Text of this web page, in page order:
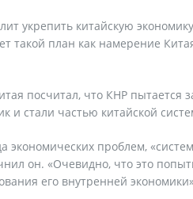
укрепить китайскую
такой план как намерение
посчитал, что КНР пытается
и стали частью китайской
экономических проблем,
он. «Очевидно, что это
его внутренней